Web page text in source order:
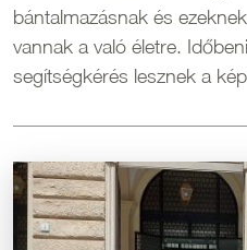
bántalmazásnak és
vannak a való életre.
segítségkérés lesznek a
Kép